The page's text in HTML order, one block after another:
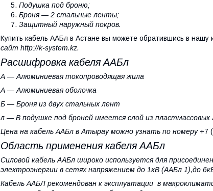
Подушка под броню;
Броня — 2 стальные ленты;
Защитный наружный покров.
Купить кабель ААБл в Астане вы можете обратившись в
сайт http://k-system.kz.
Расшифровка кабеля ААБл
А — Алюминиевая токопроводящая жила
А — Алюминиевая оболочка
Б — Броня из двух стальных лент
л — В подушке под броней имеется слой из пластмассовых
Цена на кабель ААБл в Атырау можно узнать по номеру +7
Область применения кабеля ААБл
Силовой кабель ААБл широко используется для
электроэнергии в сетях напряжением до 1кВ (ААБл 1),до
Кабель ААБЛ рекомендован к эксплуатации в